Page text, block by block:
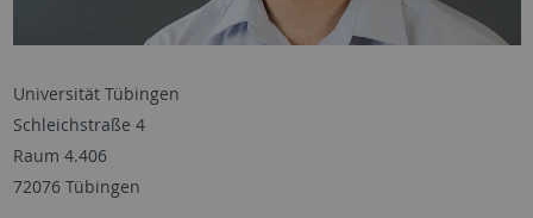
Universität Tübingen
Schleichstraße 4
Raum 4.406
72076 Tübingen